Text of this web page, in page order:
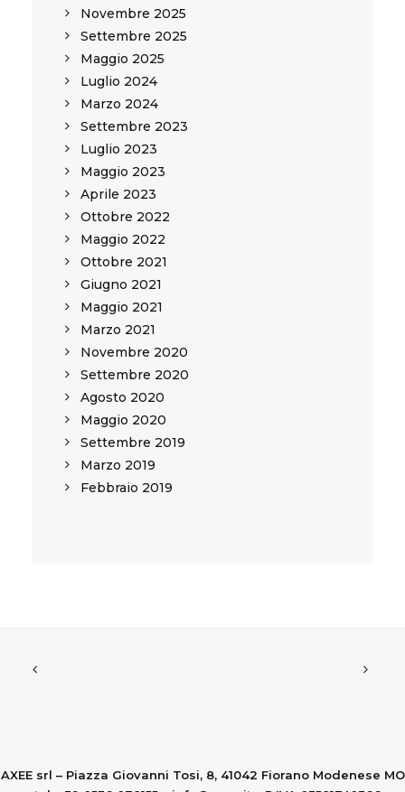
Novembre 2025
Settembre 2025
Maggio 2025
Luglio 2024
Marzo 2024
Settembre 2023
Luglio 2023
Maggio 2023
Aprile 2023
Ottobre 2022
Maggio 2022
Ottobre 2021
Giugno 2021
Maggio 2021
Marzo 2021
Novembre 2020
Settembre 2020
Agosto 2020
Maggio 2020
Settembre 2019
Marzo 2019
Febbraio 2019
AXEE srl – Piazza Giovanni Tosi, 8, 41042 Fiorano Modenese MO